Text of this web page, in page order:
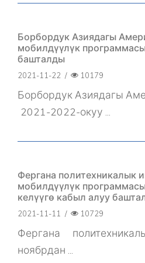
Борбордук Азиядагы
мобилдүүлүк
башталды
2021-11-22 / 10179
Борбордук Азиядагы
2021-2022-окуу ...
Фергана политехникалык
мобилдүүлүк
келүүгө кабыл алуу
2021-11-11 / 10729
Фергана
ноябрдан ...